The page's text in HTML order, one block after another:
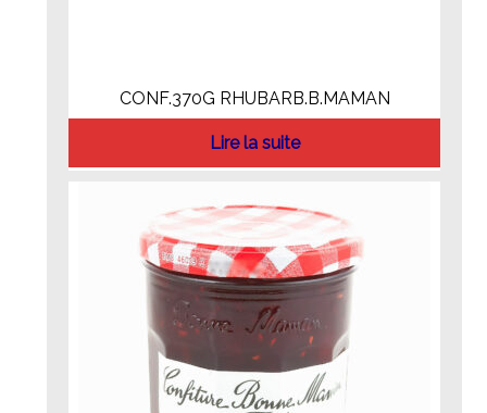
CONF.370G RHUBARB.B.MAMAN
Lire la suite